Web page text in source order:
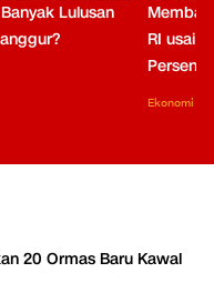
Lulusan
RI usai
Persen
Ekonomi
20 Ormas Baru Kawal